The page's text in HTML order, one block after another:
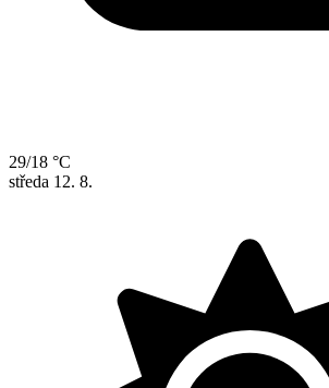
29/18 °C
středa 12. 8.